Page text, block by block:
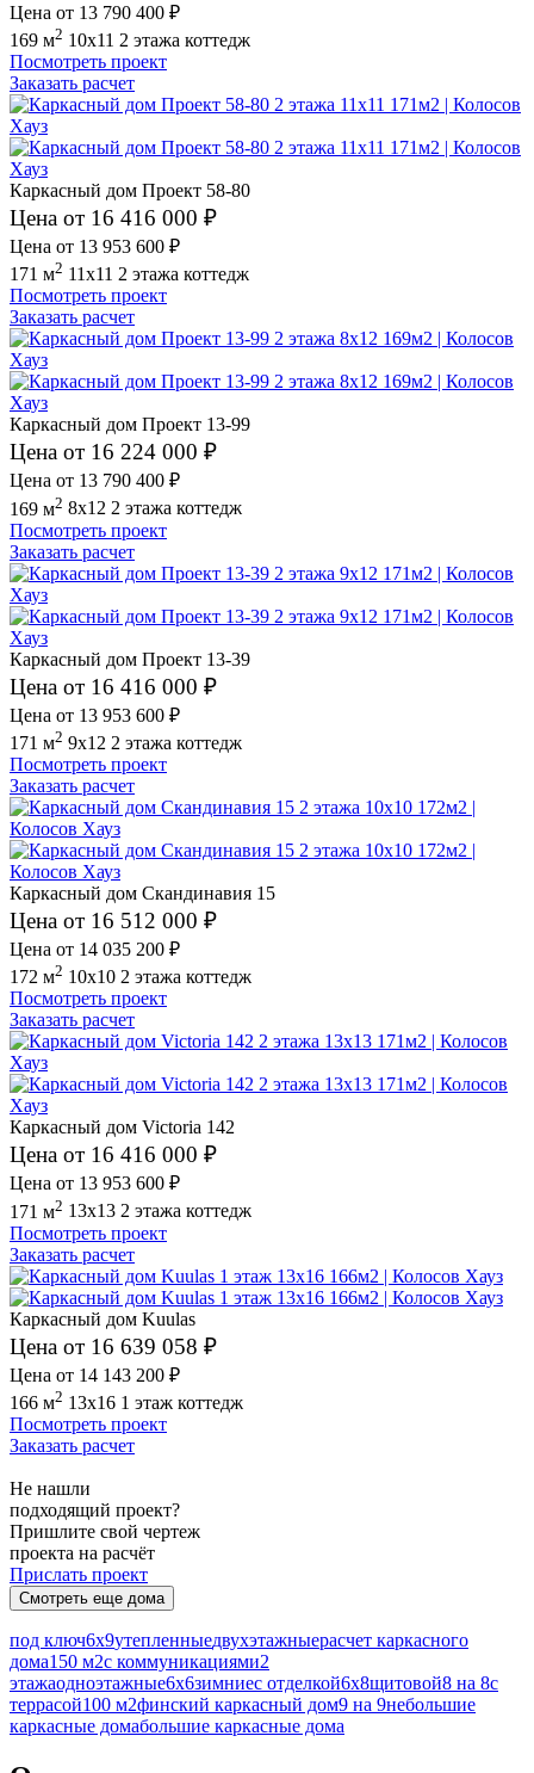
Цена от 13 790 400 ₽
169 м2 10x11 2 этажа коттедж
Посмотреть проект
Заказать расчет
Каркасный дом Проект 58-80
Цена от 16 416 000 ₽
Цена от 13 953 600 ₽
171 м2 11x11 2 этажа коттедж
Посмотреть проект
Заказать расчет
Каркасный дом Проект 13-99
Цена от 16 224 000 ₽
Цена от 13 790 400 ₽
169 м2 8x12 2 этажа коттедж
Посмотреть проект
Заказать расчет
Каркасный дом Проект 13-39
Цена от 16 416 000 ₽
Цена от 13 953 600 ₽
171 м2 9x12 2 этажа коттедж
Посмотреть проект
Заказать расчет
Каркасный дом Скандинавия 15
Цена от 16 512 000 ₽
Цена от 14 035 200 ₽
172 м2 10x10 2 этажа коттедж
Посмотреть проект
Заказать расчет
Каркасный дом Victoria 142
Цена от 16 416 000 ₽
Цена от 13 953 600 ₽
171 м2 13x13 2 этажа коттедж
Посмотреть проект
Заказать расчет
Каркасный дом Kuulas
Цена от 16 639 058 ₽
Цена от 14 143 200 ₽
166 м2 13x16 1 этаж коттедж
Посмотреть проект
Заказать расчет
Не нашли
подходящий проект?
Пришлите свой чертеж
проекта на расчёт
Прислать проект
Смотреть еще дома
под ключ6х9утепленныедвухэтажныерасчет каркасного
дома150 м2с коммуникациями2
этажаодноэтажные6х6зимниес отделкой6х8щитовой8 на 8с
террасой100 м2финский каркасный дом9 на 9небольшие
каркасные домабольшие каркасные дома